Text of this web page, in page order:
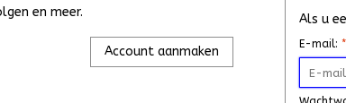
en meer.
Account aanmaken
Als u
E-mail: *